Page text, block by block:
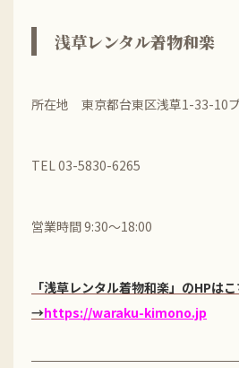
浅草レンタル着物和楽
所在地 東京都台東区浅草1-33-10
TEL 03-5830-6265
営業時間 9:30〜18:00
「浅草レンタル着物和楽」のHPはこ
→https://waraku-kimono.jp